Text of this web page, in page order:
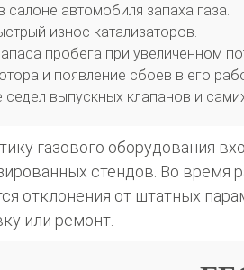
салоне автомобиля запаха газа.
износ катализаторов.
пробега при увеличенном
и появление сбоев в его
седел выпускных клапанов и
газового оборудования
стендов. Во время
отклонения от штатных
или ремонт.